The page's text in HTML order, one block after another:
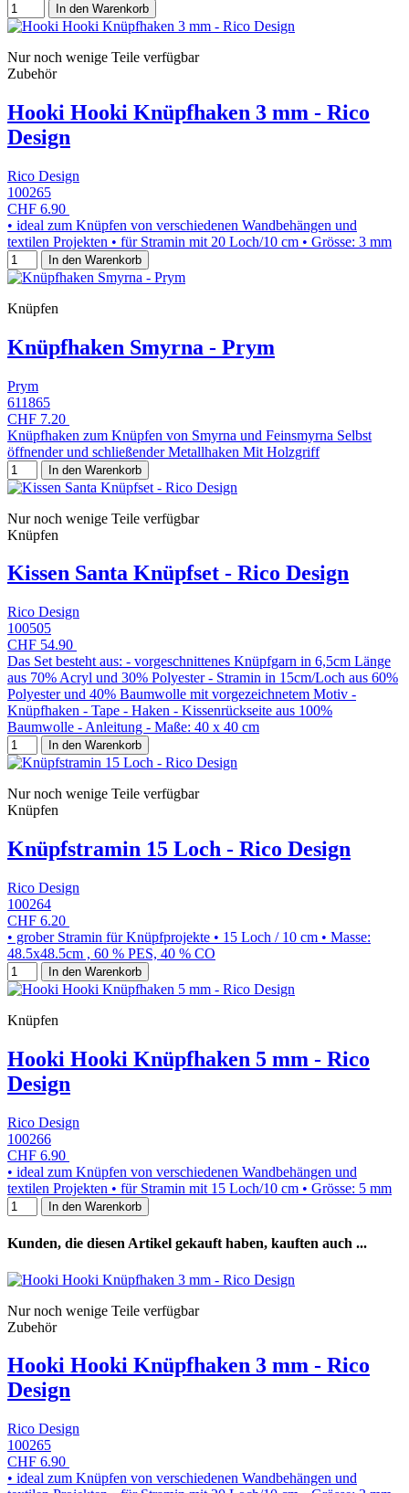
In den Warenkorb
Nur noch wenige Teile verfügbar
Zubehör
Hooki Hooki Knüpfhaken 3 mm - Rico
Design
Rico Design
100265
CHF 6.90
• ideal zum Knüpfen von verschiedenen Wandbehängen und
textilen Projekten • für Stramin mit 20 Loch/10 cm • Grösse: 3 mm
In den Warenkorb
Knüpfen
Knüpfhaken Smyrna - Prym
Prym
611865
CHF 7.20
Knüpfhaken zum Knüpfen von Smyrna und Feinsmyrna Selbst
öffnender und schließender Metallhaken Mit Holzgriff
In den Warenkorb
Nur noch wenige Teile verfügbar
Knüpfen
Kissen Santa Knüpfset - Rico Design
Rico Design
100505
CHF 54.90
Das Set besteht aus: - vorgeschnittenes Knüpfgarn in 6,5cm Länge
aus 70% Acryl und 30% Polyester - Stramin in 15cm/Loch aus 60%
Polyester und 40% Baumwolle mit vorgezeichnetem Motiv -
Knüpfhaken - Tape - Haken - Kissenrückseite aus 100%
Baumwolle - Anleitung - Maße: 40 x 40 cm
In den Warenkorb
Nur noch wenige Teile verfügbar
Knüpfen
Knüpfstramin 15 Loch - Rico Design
Rico Design
100264
CHF 6.20
• grober Stramin für Knüpfprojekte • 15 Loch / 10 cm • Masse:
48.5x48.5cm , 60 % PES, 40 % CO
In den Warenkorb
Knüpfen
Hooki Hooki Knüpfhaken 5 mm - Rico
Design
Rico Design
100266
CHF 6.90
• ideal zum Knüpfen von verschiedenen Wandbehängen und
textilen Projekten • für Stramin mit 15 Loch/10 cm • Grösse: 5 mm
In den Warenkorb
Kunden, die diesen Artikel gekauft haben, kauften auch ...
Nur noch wenige Teile verfügbar
Zubehör
Hooki Hooki Knüpfhaken 3 mm - Rico
Design
Rico Design
100265
CHF 6.90
• ideal zum Knüpfen von verschiedenen Wandbehängen und